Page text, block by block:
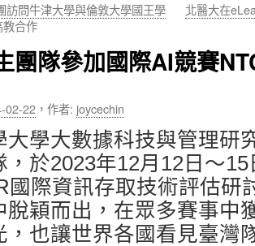
訪問牛津大學與倫敦大學國王學
教合作
北醫大在
團隊參加國際AI競賽
02-22 ， 作者: joycechin
大學大數據科技與管理研
，於2023年12月12日～
國際資訊存取技術評估研
脫穎而出，在眾多賽事中
，也讓世界各國看見臺灣